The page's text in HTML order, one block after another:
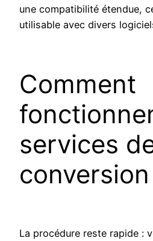
une compatibilité étendue,
utilisable avec divers
Comment
services
conversion
La procédure reste rapide :